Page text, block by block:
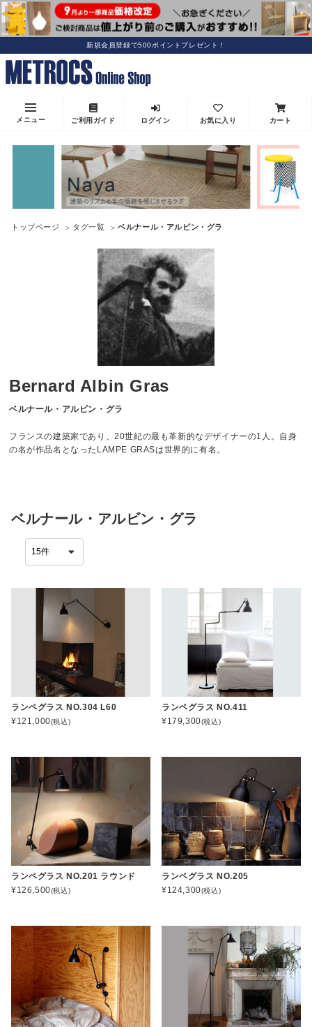
新規会員登録で500ポイントプレゼント！
メニュー ご利用ガイド ログイン お気に入り カート
トップページ タグ一覧 ベルナール・アルビン・グラ
Bernard Albin Gras
ベルナール・アルビン・グラ
フランスの建築家であり、20世紀の最も革新的なデザイナーの1人。自身
の名が作品名となったLAMPE GRASは世界的に有名。
ベルナール・アルビン・グラ
ランペグラス NO.304 L60
¥121,000(税込)
ランペグラス NO.411
¥179,300(税込)
ランペグラス NO.201 ラウンド
¥126,500(税込)
ランペグラス NO.205
¥124,300(税込)